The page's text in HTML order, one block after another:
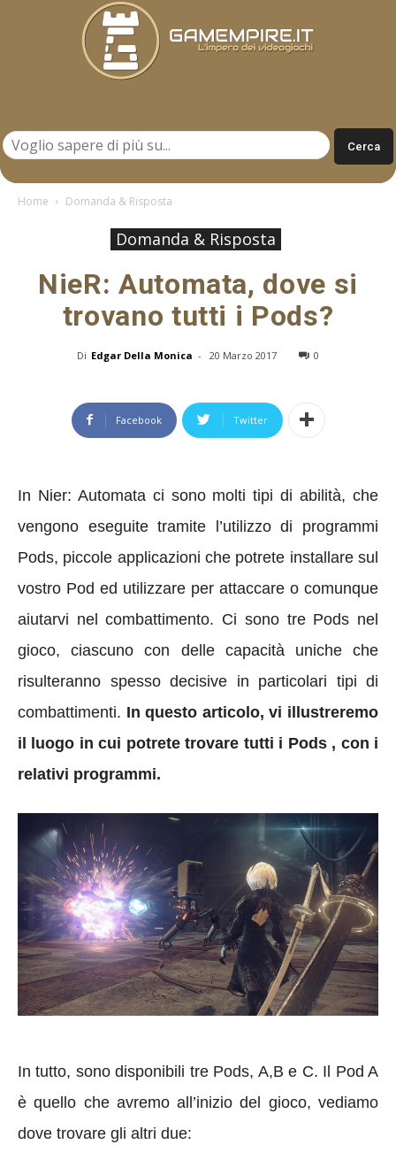
Home Domanda & Risposta
Domanda & Risposta
NieR: Automata, dove si
trovano tutti i Pods?
Di Edgar Della Monica - 20 Marzo 2017 0
Facebook Twitter
In Nier: Automata ci sono molti tipi di abilità, che
vengono eseguite tramite l’utilizzo di programmi
Pods, piccole applicazioni che potrete installare sul
vostro Pod ed utilizzare per attaccare o comunque
aiutarvi nel combattimento. Ci sono tre Pods nel
gioco, ciascuno con delle capacità uniche che
risulteranno spesso decisive in particolari tipi di
combattimenti. In questo articolo, vi illustreremo
il luogo in cui potrete trovare tutti i Pods , con i
relativi programmi.
In tutto, sono disponibili tre Pods, A,B e C. Il Pod A
è quello che avremo all’inizio del gioco, vediamo
dove trovare gli altri due: